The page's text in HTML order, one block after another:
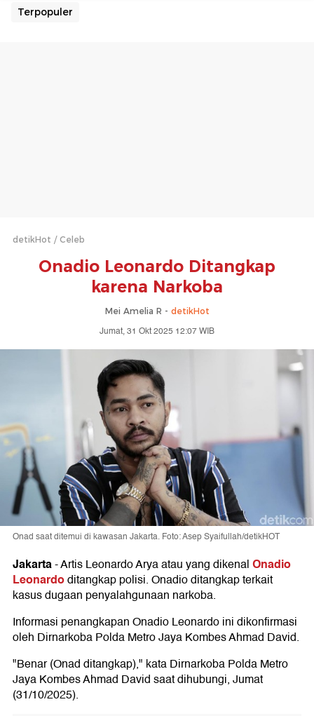
Terpopuler
detikHot Celeb
Onadio Leonardo Ditangkap
karena Narkoba
Mei Amelia R - detikHot
Jumat, 31 Okt 2025 12:07 WIB
Onad saat ditemui di kawasan Jakarta. Foto: Asep Syaifullah/detikHOT
Jakarta-Artis Leonardo Arya atau yang dikenalOnadio
Leonardoditangkap polisi. Onadio ditangkap terkait
kasus dugaan penyalahgunaan narkoba.
Informasi penangkapan Onadio Leonardo ini dikonfirmasi
oleh Dirnarkoba Polda Metro Jaya Kombes Ahmad David.
"Benar (Onad ditangkap)," kata Dirnarkoba Polda Metro
Jaya Kombes Ahmad David saat dihubungi, Jumat
(31/10/2025).